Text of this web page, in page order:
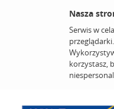
Nasza
Serwis w
korzystasz,